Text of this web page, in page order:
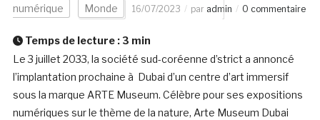
numérique Monde 16/07/2023 par admin 0 commentaire
Temps de lecture : 3 min
Le 3 juillet 2033, la société sud-coréenne d’strict a annoncé
l’implantation prochaine à Dubai d’un centre d’art immersif
sous la marque ARTE Museum. Célèbre pour ses expositions
numériques sur le thème de la nature, Arte Museum Dubai